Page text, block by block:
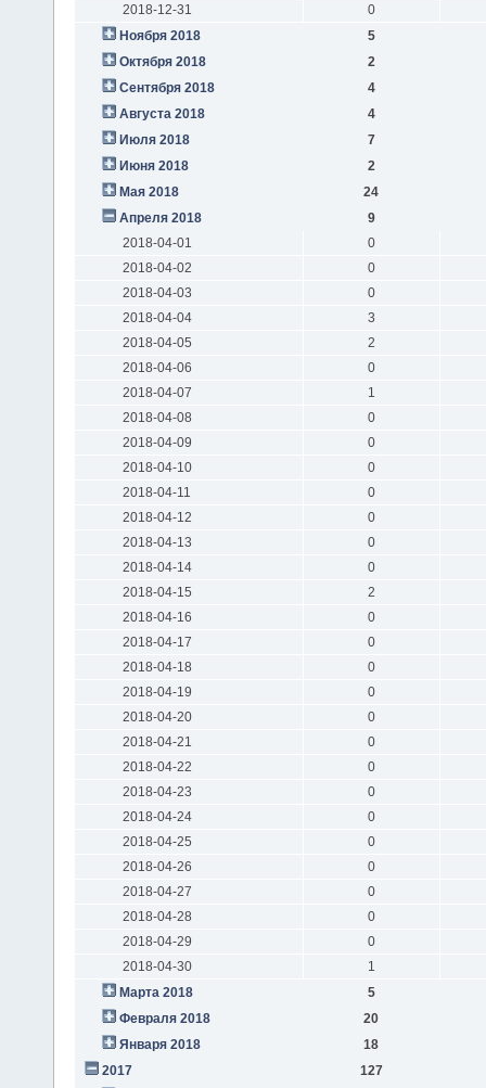
2018-12-31
0
Ноября 2018
5
Октября 2018
2
Сентября 2018
4
Августа 2018
4
Июля 2018
7
Июня 2018
2
Мая 2018
24
Апреля 2018
9
2018-04-01
0
2018-04-02
0
2018-04-03
0
2018-04-04
3
2018-04-05
2
2018-04-06
0
2018-04-07
1
2018-04-08
0
2018-04-09
0
2018-04-10
0
2018-04-11
0
2018-04-12
0
2018-04-13
0
2018-04-14
0
2018-04-15
2
2018-04-16
0
2018-04-17
0
2018-04-18
0
2018-04-19
0
2018-04-20
0
2018-04-21
0
2018-04-22
0
2018-04-23
0
2018-04-24
0
2018-04-25
0
2018-04-26
0
2018-04-27
0
2018-04-28
0
2018-04-29
0
2018-04-30
1
Марта 2018
5
Февраля 2018
20
Января 2018
18
2017
127